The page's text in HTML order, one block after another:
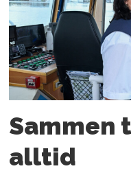
Sammen
alltid